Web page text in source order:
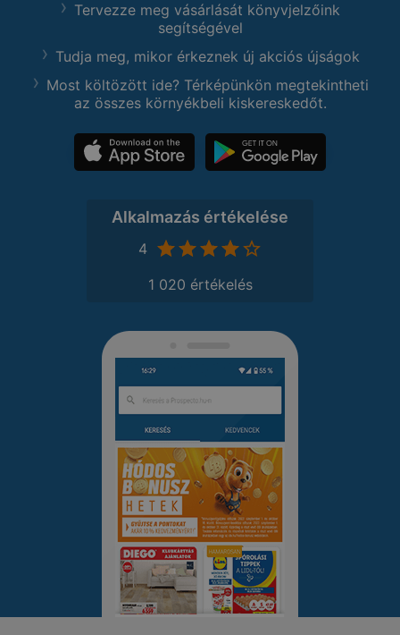
Tervezze meg vásárlását könyvjelzőink
segítségével
Tudja meg, mikor érkeznek új akciós újságok
Most költözött ide? Térképünkön megtekintheti
az összes környékbeli kiskereskedőt.
Alkalmazás értékelése
4
1 020 értékelés